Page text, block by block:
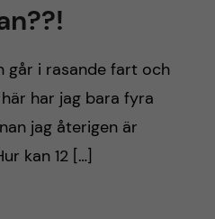
går i rasande fart och
har jag bara fyra
jag återigen är
kan 12 […]